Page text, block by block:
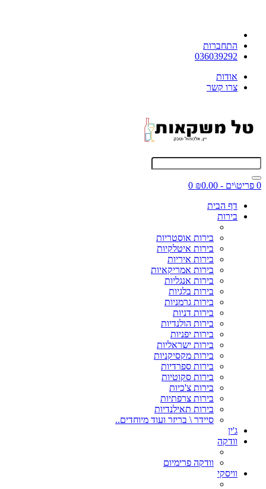
התחברות
036039292
אודות
צרו קשר
0 פריט\ים - ₪0.00
0
דף הבית
בירות
בירות אוסטריות
בירות איטלקיות
בירות איריות
בירות אמריקאיות
בירות אנגליות
בירות בלגיות
בירות גרמניות
בירות דניות
בירות הולנדיות
בירות יפניות
בירות ישראליות
בירות מקסיקניות
בירות ספרדיות
בירות סקוטיות
בירות צ'כיות
בירות צרפתיות
בירות תאילנדיות
סיידר \ בריזר ועוד מיוחדים..
ג'ין
וודקה
וודקה פרימיום
וויסקי